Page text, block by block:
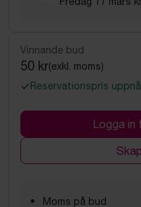
Vinnande bud
50 kr(exkl. moms)
Reservationspris
Logga in
Moms på bud